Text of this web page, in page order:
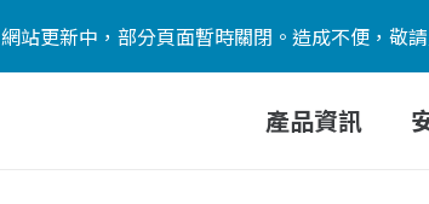
網站更新中，部分頁面暫時關閉。造成不便，敬請
產品資訊